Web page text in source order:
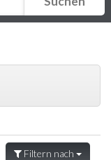
Filtern nach